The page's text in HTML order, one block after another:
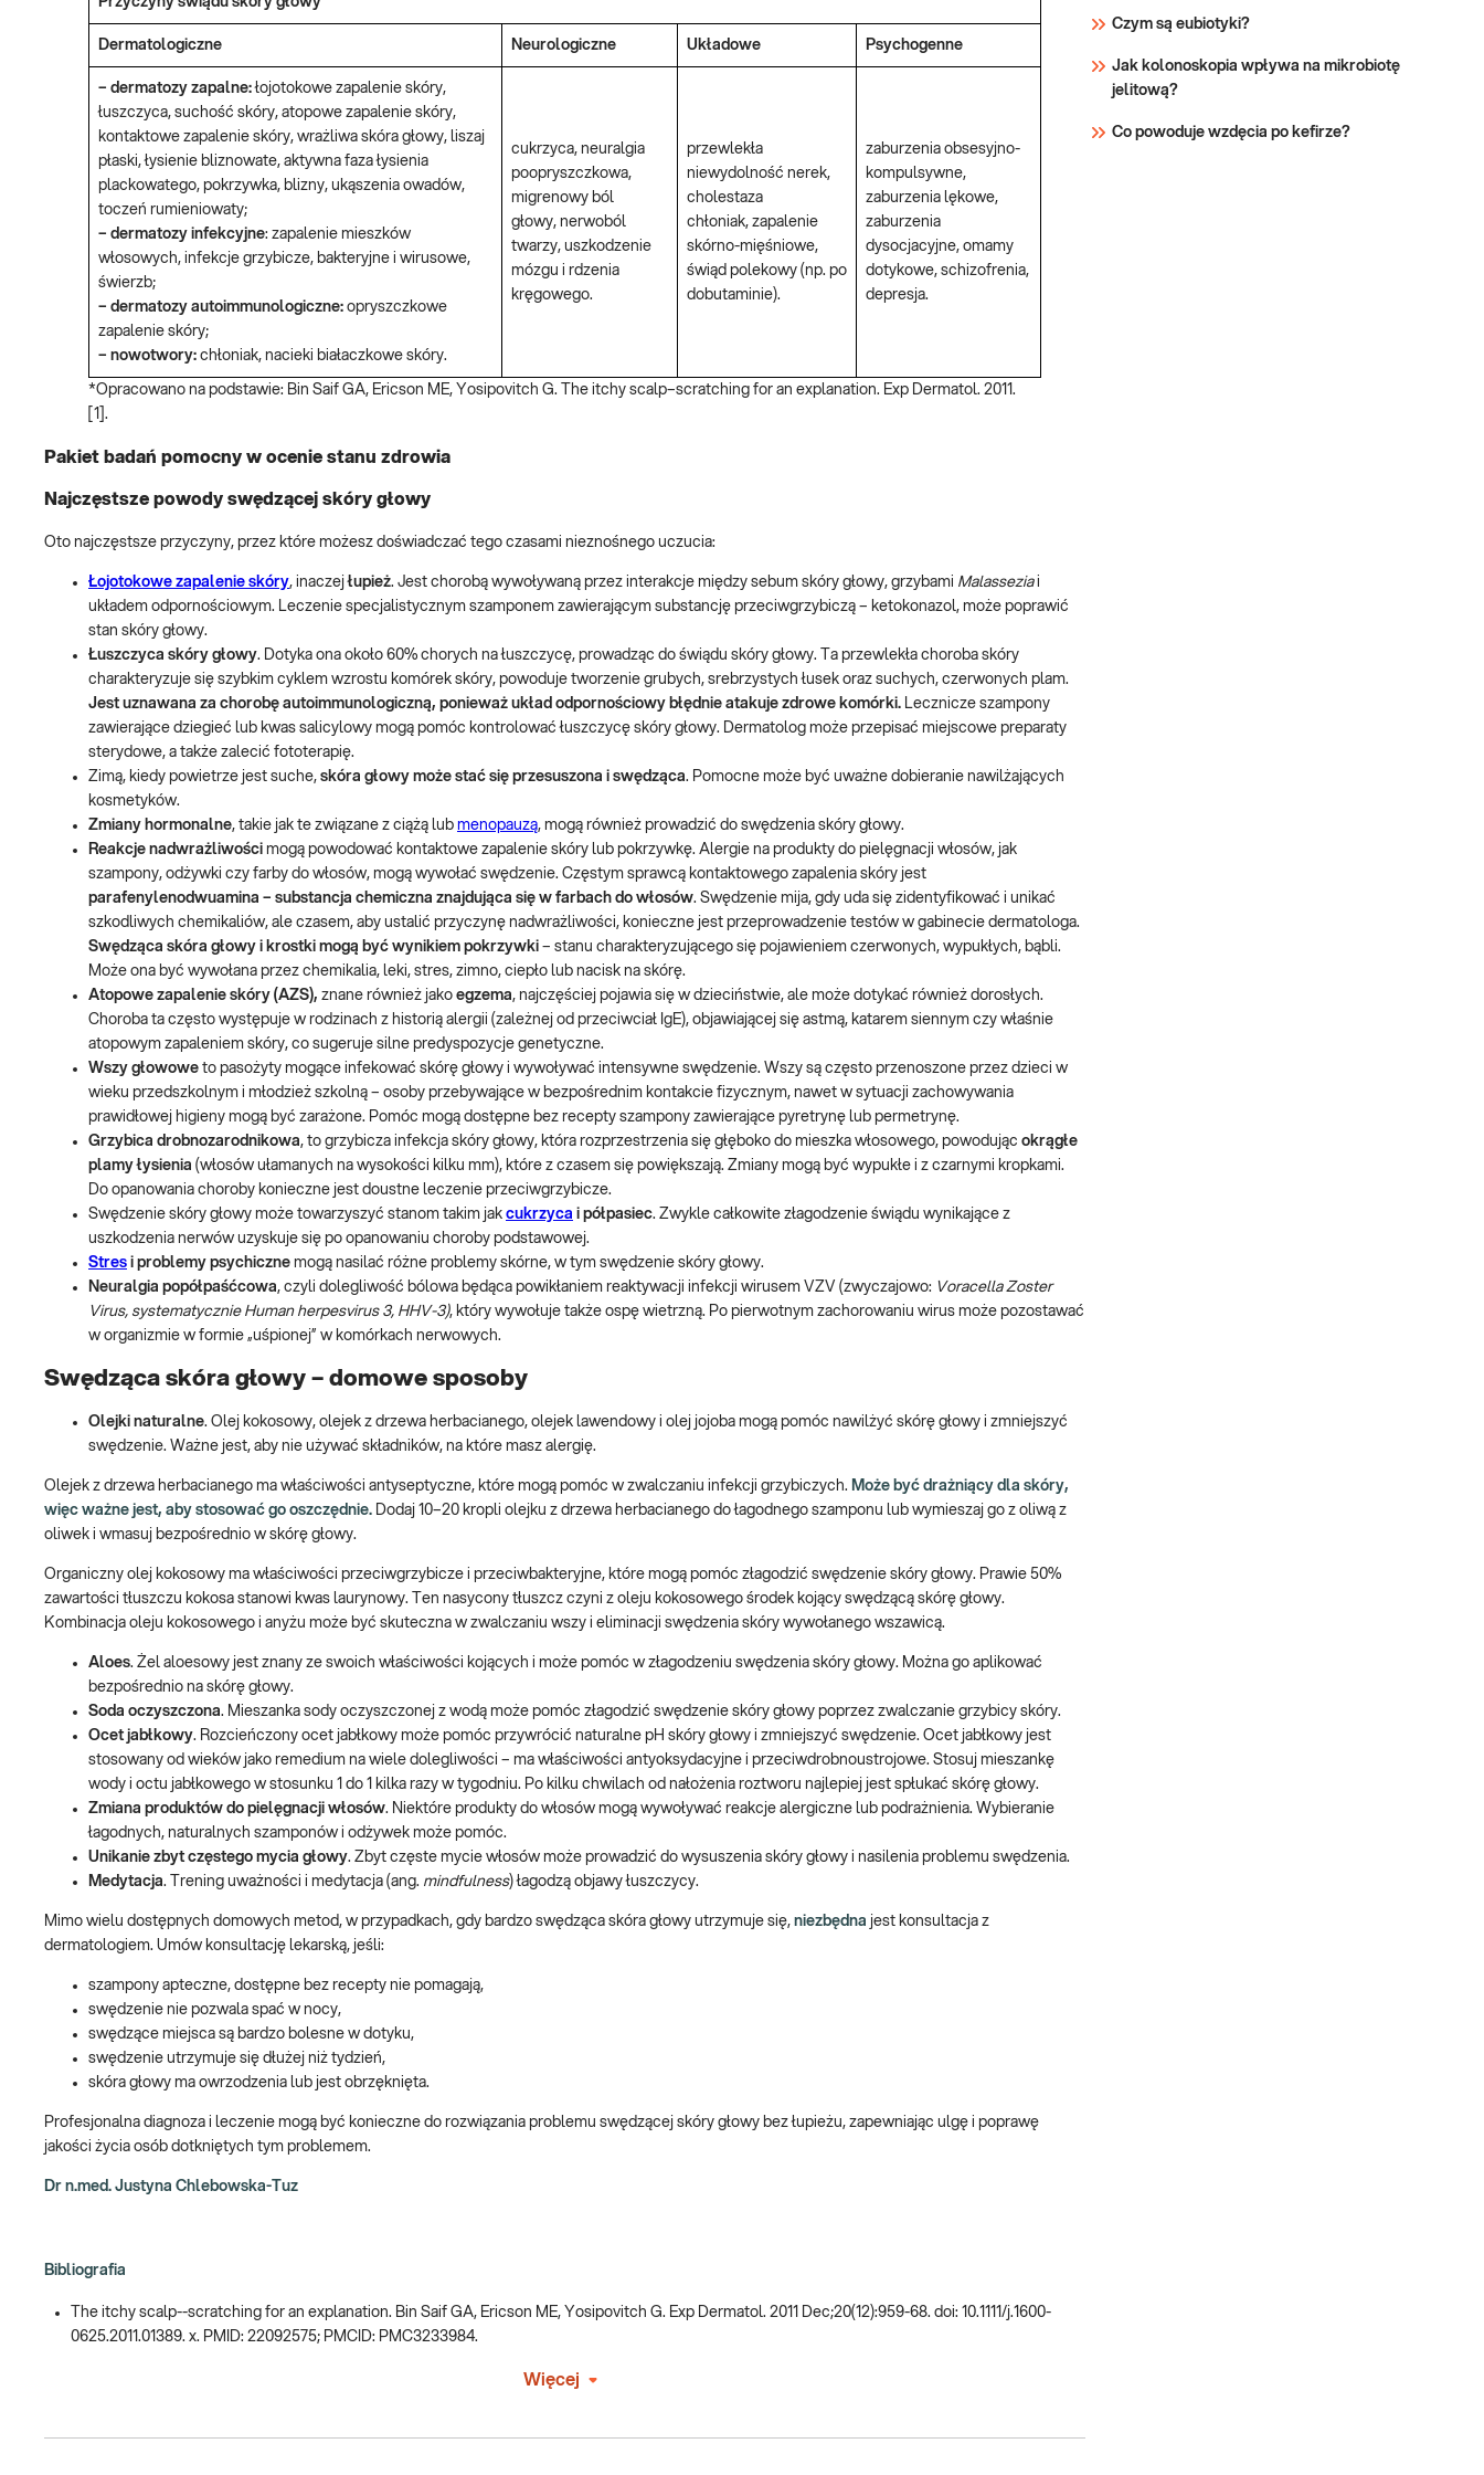
Dermatologiczne Neurologiczne Układowe Psychogenne
– dermatozy zapalne:łojotokowe zapalenie skóry,
łuszczyca, suchość skóry, atopowe zapalenie skóry,
kontaktowe zapalenie skóry, wrażliwa skóra głowy, liszaj
płaski, łysienie bliznowate, aktywna faza łysienia
plackowatego, pokrzywka, blizny, ukąszenia owadów,
toczeń rumieniowaty;
– dermatozy infekcyjne: zapalenie mieszków
włosowych, infekcje grzybicze, bakteryjne i wirusowe,
świerzb;
– dermatozy autoimmunologiczne: opryszczkowe
zapalenie skóry;
– nowotwory: chłoniak, nacieki białaczkowe skóry.
cukrzyca, neuralgia
poopryszczkowa,
migrenowy ból
głowy, nerwoból
twarzy, uszkodzenie
mózgu i rdzenia
kręgowego.
przewlekła
niewydolność nerek,
cholestaza
chłoniak, zapalenie
skórno-mięśniowe,
świąd polekowy (np. po
dobutaminie).
zaburzenia obsesyjno-
kompulsywne,
zaburzenia lękowe,
zaburzenia
dysocjacyjne, omamy
dotykowe, schizofrenia,
depresja.
*Opracowano na podstawie: Bin Saif GA, Ericson ME, Yosipovitch G. The itchy scalp–scratching for an explanation. Exp Dermatol. 2011.
[1].
Pakiet badań pomocny w ocenie stanu zdrowia
Najczęstsze powody swędzącej skóry głowy
Oto najczęstsze przyczyny, przez które możesz doświadczać tego czasami nieznośnego uczucia:
Łojotokowe zapalenie skóry, inaczejłupież. Jest chorobą wywoływaną przez interakcje między sebum skóry głowy, grzybami Malasseziai
układem odpornościowym. Leczenie specjalistycznym szamponem zawierającym substancję przeciwgrzybiczą – ketokonazol, może poprawić
stan skóry głowy.
Łuszczyca skóry głowy. Dotyka ona około 60% chorych na łuszczycę, prowadząc do świądu skóry głowy. Ta przewlekła choroba skóry
charakteryzuje się szybkim cyklem wzrostu komórek skóry, powoduje tworzenie grubych, srebrzystych łusek oraz suchych, czerwonych plam.
Jest uznawana za chorobę autoimmunologiczną, ponieważ układ odpornościowy błędnie atakuje zdrowe komórki. Lecznicze szampony
zawierające dziegieć lub kwas salicylowy mogą pomóc kontrolować łuszczycę skóry głowy. Dermatolog może przepisać miejscowe preparaty
sterydowe, a także zalecić fototerapię.
Zimą, kiedy powietrze jest suche, skóra głowy może stać się przesuszona i swędząca. Pomocne może być uważne dobieranie nawilżających
kosmetyków.
Zmiany hormonalne, takie jak te związane z ciążą lub menopauzą, mogą również prowadzić do swędzenia skóry głowy.
Reakcje nadwrażliwości mogą powodować kontaktowe zapalenie skóry lub pokrzywkę. Alergie na produkty do pielęgnacji włosów, jak
szampony, odżywki czy farby do włosów, mogą wywołać swędzenie. Częstym sprawcą kontaktowego zapalenia skóry jest
parafenylenodwuamina – substancja chemiczna znajdująca się w farbach do włosów. Swędzenie mija, gdy uda się zidentyfikować i unikać
szkodliwych chemikaliów, ale czasem, aby ustalić przyczynę nadwrażliwości, konieczne jest przeprowadzenie testów w gabinecie dermatologa.
Swędząca skóra głowy i krostki mogą być wynikiem pokrzywki – stanu charakteryzującego się pojawieniem czerwonych, wypukłych, bąbli.
Może ona być wywołana przez chemikalia, leki, stres, zimno, ciepło lub nacisk na skórę.
Atopowe zapalenie skóry (AZS), znane również jako egzema, najczęściej pojawia się w dzieciństwie, ale może dotykać również dorosłych.
Choroba ta często występuje w rodzinach z historią alergii (zależnej od przeciwciał IgE), objawiającej się astmą, katarem siennym czy właśnie
atopowym zapaleniem skóry, co sugeruje silne predyspozycje genetyczne.
Wszy głowowe to pasożyty mogące infekować skórę głowy i wywoływać intensywne swędzenie. Wszy są często przenoszone przez dzieci w
wieku przedszkolnym i młodzież szkolną – osoby przebywające w bezpośrednim kontakcie fizycznym, nawet w sytuacji zachowywania
prawidłowej higieny mogą być zarażone. Pomóc mogą dostępne bez recepty szampony zawierające pyretrynę lub permetrynę.
Grzybica drobnozarodnikowa, to grzybicza infekcja skóry głowy, która rozprzestrzenia się głęboko do mieszka włosowego, powodując okrągłe
plamy łysienia (włosów ułamanych na wysokości kilku mm), które z czasem się powiększają. Zmiany mogą być wypukłe i z czarnymi kropkami.
Do opanowania choroby konieczne jest doustne leczenie przeciwgrzybicze.
Swędzenie skóry głowy może towarzyszyć stanom takim jak cukrzyca i półpasiec. Zwykle całkowite złagodzenie świądu wynikające z
uszkodzenia nerwów uzyskuje się po opanowaniu choroby podstawowej.
Stres i problemy psychiczne mogą nasilać różne problemy skórne, w tym swędzenie skóry głowy.
Neuralgia popółpaśćcowa, czyli dolegliwość bólowa będąca powikłaniem reaktywacji infekcji wirusem VZV (zwyczajowo: Voracella Zoster
Virus, systematycznie Human herpesvirus 3, HHV-3), który wywołuje także ospę wietrzną. Po pierwotnym zachorowaniu wirus może pozostawać
w organizmie w formie „uśpionej” w komórkach nerwowych.
Swędząca skóra głowy – domowe sposoby
Olejki naturalne. Olej kokosowy, olejek z drzewa herbacianego, olejek lawendowy i olej jojoba mogą pomóc nawilżyć skórę głowy i zmniejszyć
swędzenie. Ważne jest, aby nie używać składników, na które masz alergię.
Olejek z drzewa herbacianego ma właściwości antyseptyczne, które mogą pomóc w zwalczaniu infekcji grzybiczych. Może być drażniący dla skóry,
więc ważne jest, aby stosować go oszczędnie. Dodaj 10–20 kropli olejku z drzewa herbacianego do łagodnego szamponu lub wymieszaj go z oliwą z
oliwek i wmasuj bezpośrednio w skórę głowy.
Organiczny olej kokosowy ma właściwości przeciwgrzybicze i przeciwbakteryjne, które mogą pomóc złagodzić swędzenie skóry głowy. Prawie 50%
zawartości tłuszczu kokosa stanowi kwas laurynowy. Ten nasycony tłuszcz czyni z oleju kokosowego środek kojący swędzącą skórę głowy.
Kombinacja oleju kokosowego i anyżu może być skuteczna w zwalczaniu wszy i eliminacji swędzenia skóry wywołanego wszawicą.
Aloes. Żel aloesowy jest znany ze swoich właściwości kojących i może pomóc w złagodzeniu swędzenia skóry głowy. Można go aplikować
bezpośrednio na skórę głowy.
Soda oczyszczona. Mieszanka sody oczyszczonej z wodą może pomóc złagodzić swędzenie skóry głowy poprzez zwalczanie grzybicy skóry.
Ocet jabłkowy. Rozcieńczony ocet jabłkowy może pomóc przywrócić naturalne pH skóry głowy i zmniejszyć swędzenie. Ocet jabłkowy jest
stosowany od wieków jako remedium na wiele dolegliwości – ma właściwości antyoksydacyjne i przeciwdrobnoustrojowe. Stosuj mieszankę
wody i octu jabłkowego w stosunku 1 do 1 kilka razy w tygodniu. Po kilku chwilach od nałożenia roztworu najlepiej jest spłukać skórę głowy.
Zmiana produktów do pielęgnacji włosów. Niektóre produkty do włosów mogą wywoływać reakcje alergiczne lub podrażnienia. Wybieranie
łagodnych, naturalnych szamponów i odżywek może pomóc.
Unikanie zbyt częstego mycia głowy. Zbyt częste mycie włosów może prowadzić do wysuszenia skóry głowy i nasilenia problemu swędzenia.
Medytacja. Trening uważności i medytacja (ang. mindfulness) łagodzą objawy łuszczycy.
Mimo wielu dostępnych domowych metod, w przypadkach, gdy bardzo swędząca skóra głowy utrzymuje się, niezbędna jest konsultacja z
dermatologiem. Umów konsultację lekarską, jeśli:
szampony apteczne, dostępne bez recepty nie pomagają,
swędzenie nie pozwala spać w nocy,
swędzące miejsca są bardzo bolesne w dotyku,
swędzenie utrzymuje się dłużej niż tydzień,
skóra głowy ma owrzodzenia lub jest obrzęknięta.
Profesjonalna diagnoza i leczenie mogą być konieczne do rozwiązania problemu swędzącej skóry głowy bez łupieżu, zapewniając ulgę i poprawę
jakości życia osób dotkniętych tym problemem.
Dr n.med. Justyna Chlebowska-Tuz
Bibliografia
The itchy scalp--scratching for an explanation. Bin Saif GA, Ericson ME, Yosipovitch G. Exp Dermatol. 2011 Dec;20(12):959-68. doi: 10.1111/j.1600-
0625.2011.01389. x. PMID: 22092575; PMCID: PMC3233984.
Więcej
Czym są eubiotyki?
Jak kolonoskopia wpływa na mikrobiotę
jelitową?
Co powoduje wzdęcia po kefirze?